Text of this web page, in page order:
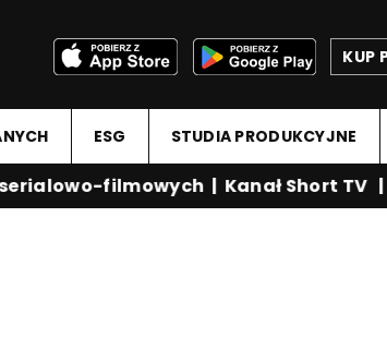
KUP
ESG STUDIA PRODUKCYJNE
filmowych|Kanał Short TV |